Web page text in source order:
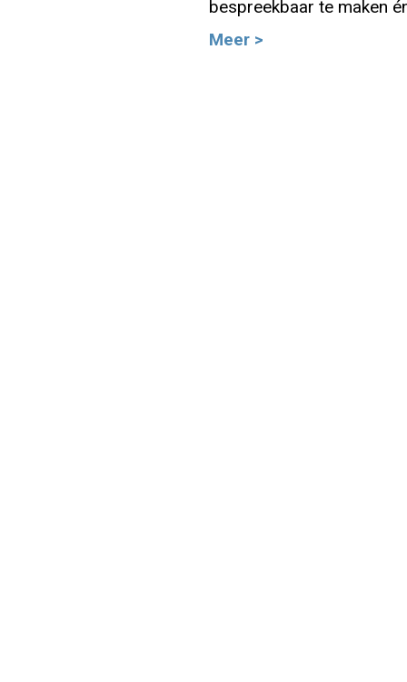
bespreekbaar te maken
Meer >